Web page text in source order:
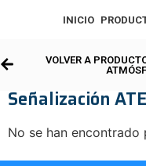
INICIO
VOLVER A
Señalización
No se han